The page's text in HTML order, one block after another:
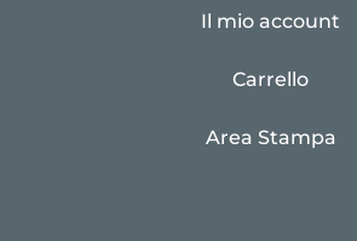
Il mio account
Carrello
Area Stampa